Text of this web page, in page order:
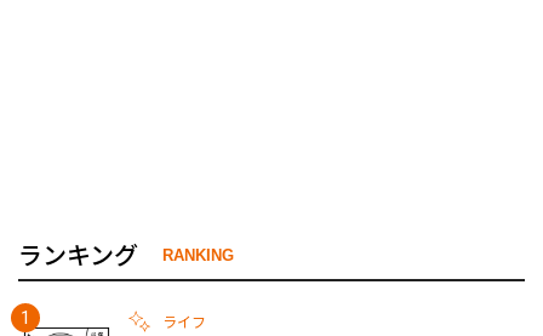
ランキング RANKING
ライフ